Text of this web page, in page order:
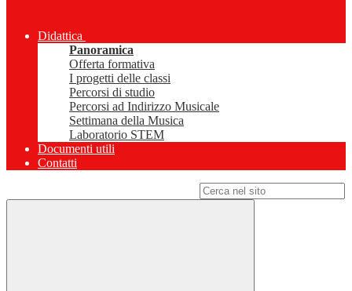
Didattica
Panoramica
Offerta formativa
I progetti delle classi
Percorsi di studio
Percorsi ad Indirizzo Musicale
Settimana della Musica
Laboratorio STEM
Documenti utili
Contatti